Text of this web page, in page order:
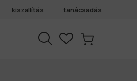
kiszállítás tanácsadás